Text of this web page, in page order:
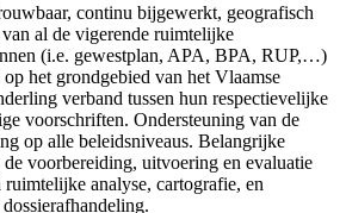
continu bijgewerkt, geografisch
al de vigerende ruimtelijke
(i.e. gewestplan, APA, BPA, RUP,…)
het grondgebied van het Vlaamse
verband tussen hun respectievelijke
voorschriften. Ondersteuning van de
op alle beleidsniveaus. Belangrijke
voorbereiding, uitvoering en evaluatie
analyse, cartografie, en